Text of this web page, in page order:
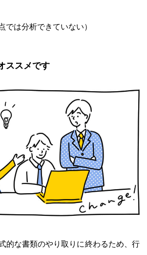
では分析できていない）
ススメです
的な書類のやり取りに終わるため、行